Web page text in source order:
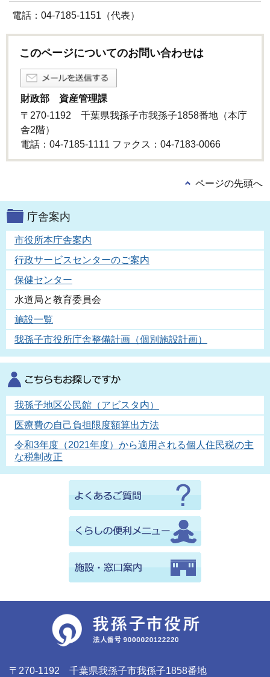
電話：04-7185-1151（代表）
このページについてのお問い合わせは
財政部 資産管理課
〒270-1192 千葉県我孫子市我孫子1858番地（本庁
舎2階）
電話：04-7185-1111 ファクス：04-7183-0066
ページの先頭へ
庁舎案内
市役所本庁舎案内
行政サービスセンターのご案内
保健センター
水道局と教育委員会
施設一覧
我孫子市役所庁舎整備計画（個別施設計画）
我孫子地区公民館（アビスタ内）
医療費の自己負担限度額算出方法
令和3年度（2021年度）から適用される個人住民税の主
な税制改正
〒270-1192 千葉県我孫子市我孫子1858番地